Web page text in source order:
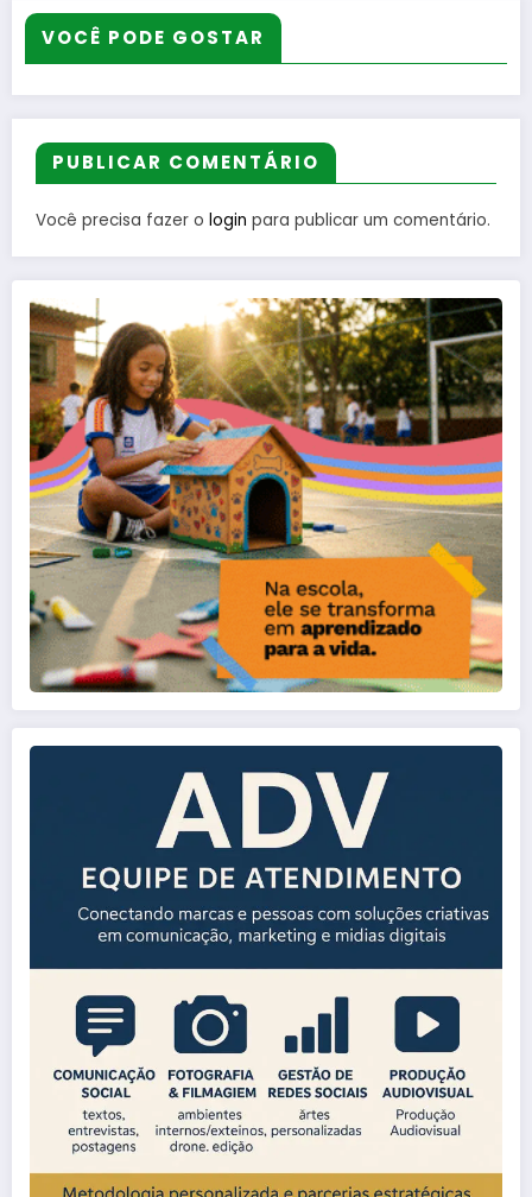
VOCÊ PODE GOSTAR
PUBLICAR COMENTÁRIO
Você precisa fazer o login para publicar um comentário.